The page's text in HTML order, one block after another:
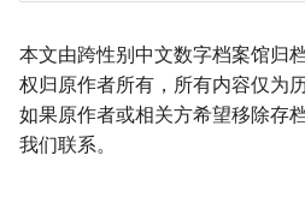
本文由跨性别中文数字档案馆归
权归原作者所有，所有内容仅为
如果原作者或相关方希望移除存
我们联系。